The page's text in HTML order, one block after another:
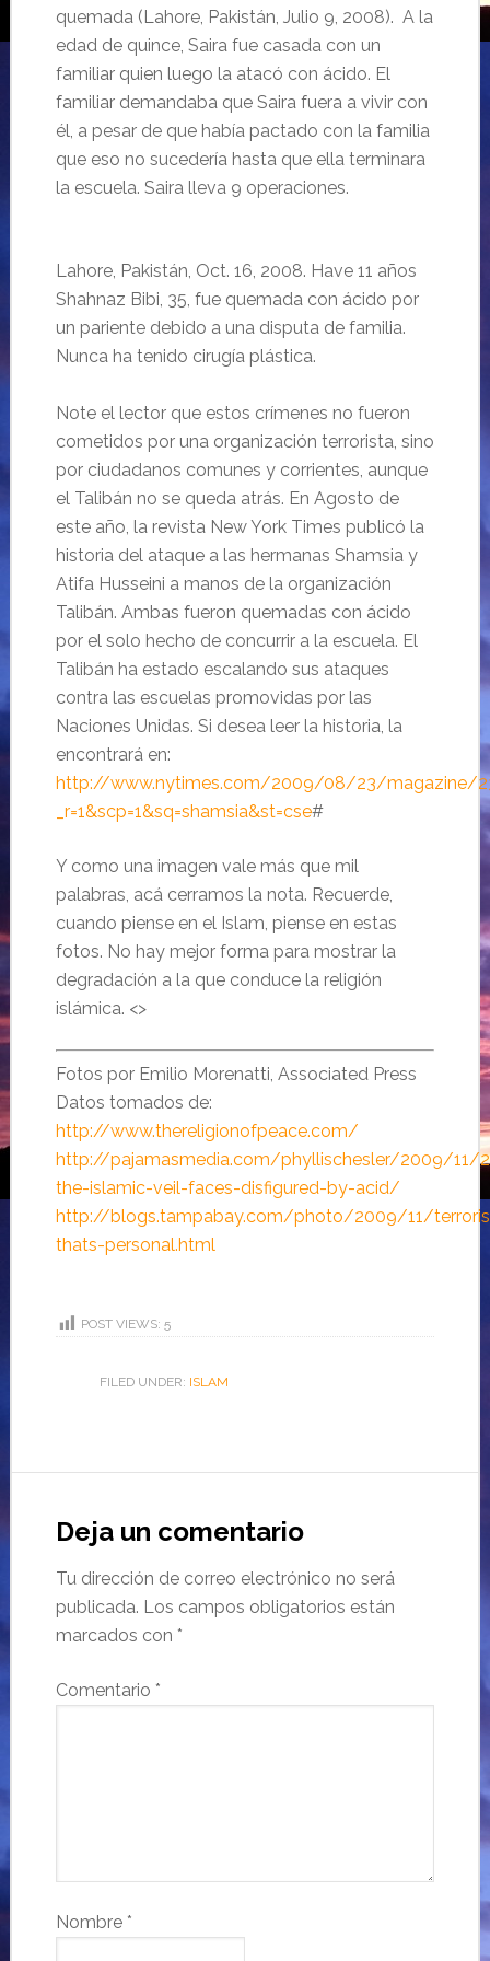
quemada (Lahore, Pakistán, Julio 9, 2008). A la
edad de quince, Saira fue casada con un
familiar quien luego la atacó con ácido. El
familiar demandaba que Saira fuera a vivir con
él, a pesar de que había pactado con la familia
que eso no sucedería hasta que ella terminara
la escuela. Saira lleva 9 operaciones.
Lahore, Pakistán, Oct. 16, 2008. Have 11 años
Shahnaz Bibi, 35, fue quemada con ácido por
un pariente debido a una disputa de familia.
Nunca ha tenido cirugía plástica.
Note el lector que estos crímenes no fueron
cometidos por una organización terrorista, sino
por ciudadanos comunes y corrientes, aunque
el Talibán no se queda atrás. En Agosto de
este año, la revista New York Times publicó la
historia del ataque a las hermanas Shamsia y
Atifa Husseini a manos de la organización
Talibán. Ambas fueron quemadas con ácido
por el solo hecho de concurrir a la escuela. El
Talibán ha estado escalando sus ataques
contra las escuelas promovidas por las
Naciones Unidas. Si desea leer la historia, la
encontrará en:
http://www.nytimes.com/2009/08/23/magazine/
_r=1&scp=1&sq=shamsia&st=cse#
Y como una imagen vale más que mil
palabras, acá cerramos la nota. Recuerde,
cuando piense en el Islam, piense en estas
fotos. No hay mejor forma para mostrar la
degradación a la que conduce la religión
islámica. <>
Fotos por Emilio Morenatti, Associated Press
Datos tomados de:
http://www.thereligionofpeace.com/
http://pajamasmedia.com/phyllischesler/2009/11/
the-islamic-veil-faces-disfigured-by-acid/
http://blogs.tampabay.com/photo/2009/11/
thats-personal.html
POST VIEWS: 5
FILED UNDER: ISLAM
Deja un comentario
Tu dirección de correo electrónico no será
publicada. Los campos obligatorios están
marcados con *
Comentario *
Nombre *